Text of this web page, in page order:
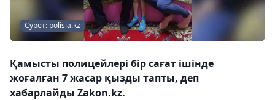
Сурет: polisia.kz
Қамысты полицейлері бір сағат ішінде
жоғалған 7 жасар қызды тапты, деп
хабарлайды Zakon.kz.